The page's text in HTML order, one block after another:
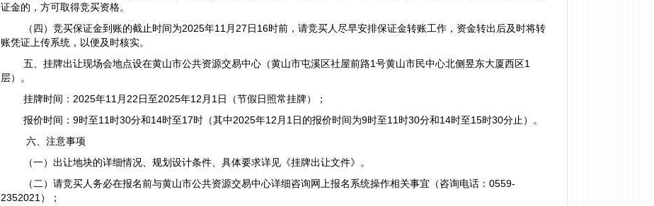
证金的，方可取得竞买资格。
（四）竞买保证金到账的截止时间为2025年11月27日16时前，请竞买人尽早安排保证金转账工作，资金转出后及时将转
账凭证上传系统，以便及时核实。
五、挂牌出让现场会地点设在黄山市公共资源交易中心（黄山市屯溪区社屋前路1号黄山市民中心北侧昱东大厦西区1
层）。
挂牌时间：2025年11月22日至2025年12月1日（节假日照常挂牌）；
报价时间：9时至11时30分和14时至17时（其中2025年12月1日的报价时间为9时至11时30分和14时至15时30分止）。
六、注意事项
（一）出让地块的详细情况、规划设计条件、具体要求详见《挂牌出让文件》。
（二）请竞买人务必在报名前与黄山市公共资源交易中心详细咨询网上报名系统操作相关事宜（咨询电话：0559-
2352021）；